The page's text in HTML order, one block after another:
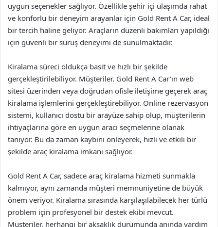
uygun seçenekler sağlıyor. Özellikle şehir içi ulaşımda rahat
ve konforlu bir deneyim arayanlar için Gold Rent A Car, ideal
bir tercih haline geliyor. Araçların düzenli bakımları yapıldığı
için güvenli bir sürüş deneyimi de sunulmaktadır.
Kiralama süreci oldukça basit ve hızlı bir şekilde
gerçekleştirilebiliyor. Müşteriler, Gold Rent A Car’ın web
sitesi üzerinden veya doğrudan ofisle iletişime geçerek araç
kiralama işlemlerini gerçekleştirebiliyor. Online rezervasyon
sistemi, kullanıcı dostu bir arayüze sahip olup, müşterilerin
ihtiyaçlarına göre en uygun aracı seçmelerine olanak
tanıyor. Bu da zaman kaybını önleyerek, hızlı ve etkili bir
şekilde araç kiralama imkanı sağlıyor.
Gold Rent A Car, sadece araç kiralama hizmeti sunmakla
kalmıyor, aynı zamanda müşteri memnuniyetine de büyük
önem veriyor. Kiralama sırasında karşılaşılabilecek her türlü
problem için profesyonel bir destek ekibi mevcut.
Müşteriler, herhangi bir aksaklık durumunda anında yardım